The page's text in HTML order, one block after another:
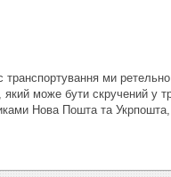
ми
може бути скручений у
Нова Пошта та